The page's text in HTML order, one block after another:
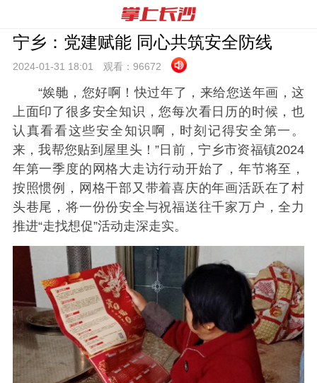
宁乡：党建赋能 同心共筑安全防线
2024-01-31 18:01 观看： 96672
“娭毑，您好啊！快过年了，来给您送年画，这
上面印了很多安全知识，您每次看日历的时候，也
认真看看这些安全知识啊，时刻记得安全第一。
来，我帮您贴到屋里头！”日前，宁乡市资福镇2024
年第一季度的网格大走访行动开始了，年节将至，
按照惯例，网格干部又带着喜庆的年画活跃在了村
头巷尾，将一份份安全与祝福送往千家万户，全力
推进“走找想促”活动走深走实。